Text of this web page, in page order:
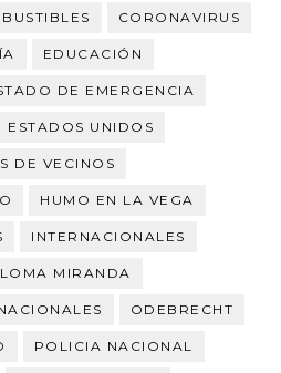
CORONAVIRUS
EDUCACIÓN
DE EMERGENCIA
ESTADOS UNIDOS
DE VECINOS
HUMO EN LA VEGA
INTERNACIONALES
LOMA MIRANDA
ODEBRECHT
POLICIA NACIONAL